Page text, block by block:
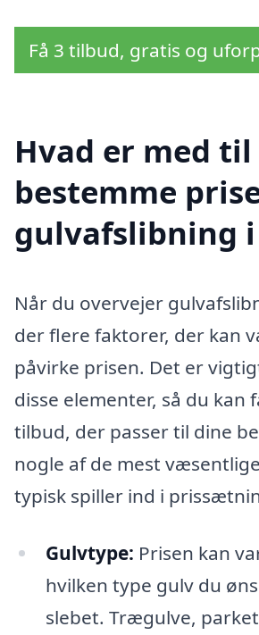
Få 3 tilbud, gratis og
Hvad er med
bestemme
gulvafslibning i
Når du overvejer
der flere faktorer, der kan
påvirke prisen. Det er
disse elementer, så du kan
tilbud, der passer til dine
nogle af de mest
typisk spiller ind i
Gulvtype: Prisen kan
hvilken type gulv du
slebet. Trægulve,